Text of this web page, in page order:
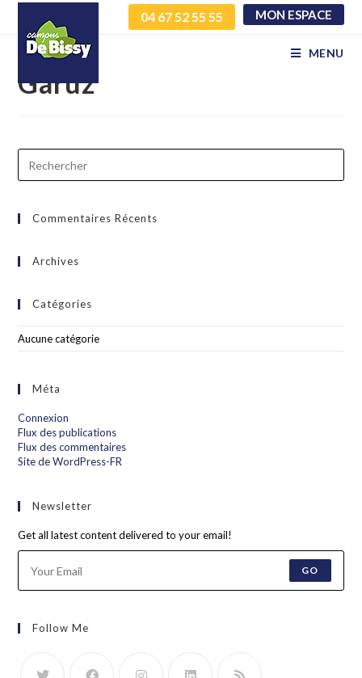
04 67 52 55 55 MON ESPACE
MENU
Covoiturage – Marine
Garuz
Commentaires Récents
Archives
Catégories
Aucune catégorie
Méta
Connexion
Flux des publications
Flux des commentaires
Site de WordPress-FR
Newsletter
Get all latest content delivered to your email!
GO
Follow Me